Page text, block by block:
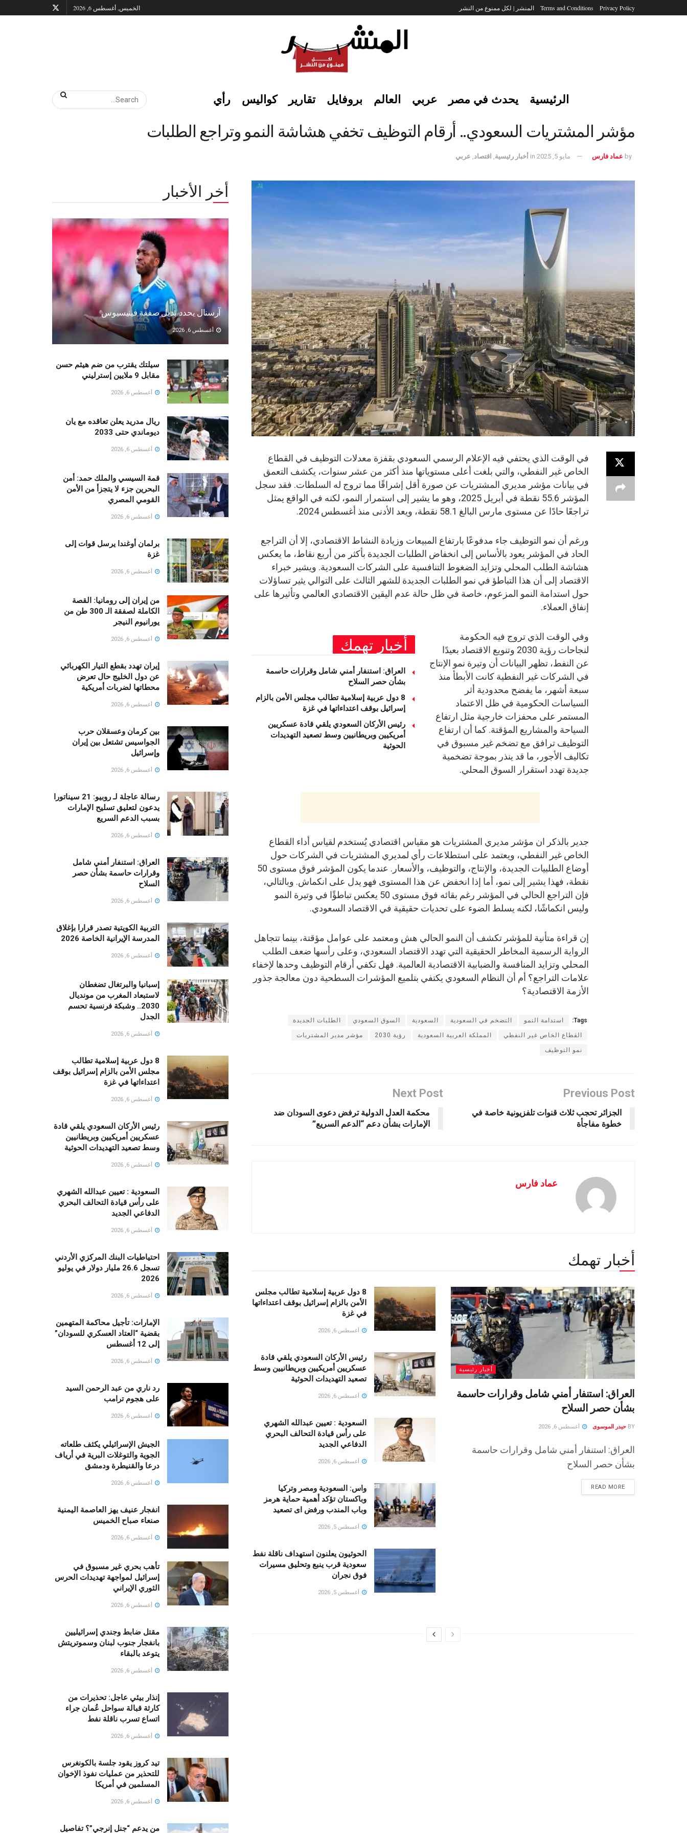
Privacy Policy
Terms and Conditions المنشر | لكل ممنوع من النشر الخميس, أغسطس 6, 2026
الرئيسية يحدث في مصر عربي العالم بروفايل تقارير كواليس رأي
مؤشر المشتريات السعودي.. أرقام التوظيف تخفي هشاشة النمو وتراجع الطلبات
by عماد فارس مايو 5, 2025 in أخبار رئيسية اقتصاد عربي
في الوقت الذي يحتفي فيه الإعلام الرسمي السعودي بقفزة معدلات التوظيف في القطاع
الخاص غير النفطي، والتي بلغت أعلى مستوياتها منذ أكثر من عشر سنوات، يكشف التعمق
في بيانات مؤشر مديري المشتريات عن صورة أقل إشراقًا مما تروج له السلطات. فقد سجل
المؤشر 55.6 نقطة في أبريل 2025، وهو ما يشير إلى استمرار النمو، لكنه في الواقع يمثل
تراجعًا حادًا عن مستوى مارس البالغ 58.1 نقطة، ويعد الأدنى منذ أغسطس 2024.
ورغم أن نمو التوظيف جاء مدفوعًا بارتفاع المبيعات وزيادة النشاط الاقتصادي، إلا أن التراجع
الحاد في المؤشر يعود بالأساس إلى انخفاض الطلبات الجديدة بأكثر من أربع نقاط، ما يعكس
هشاشة الطلب المحلي وتزايد الضغوط التنافسية على الشركات السعودية. ويشير خبراء
الاقتصاد إلى أن هذا التباطؤ في نمو الطلبات الجديدة للشهر الثالث على التوالي يثير تساؤلات
حول استدامة النمو المزعوم، خاصة في ظل حالة عدم اليقين الاقتصادي العالمي وتأثيرها على
إنفاق العملاء.
أخبار تهمك
العراق: استنفار أمني شامل وقرارات حاسمة
بشأن حصر السلاح
8 دول عربية إسلامية تطالب مجلس الأمن بالزام
إسرائيل بوقف اعتداءاتها في غزة
رئيس الأركان السعودي يلقي قادة عسكريين
أمريكيين وبريطانيين وسط تصعيد التهديدات
الحوثية
وفي الوقت الذي تروج فيه الحكومة
لنجاحات رؤية 2030 وتنويع الاقتصاد بعيدًا
عن النفط، تظهر البيانات أن وتيرة نمو الإنتاج
في الشركات غير النفطية كانت الأبطأ منذ
سبعة أشهر، ما يفضح محدودية أثر
السياسات الحكومية في ظل الاعتماد
المستمر على محفزات خارجية مثل ارتفاع
السياحة والمشاريع المؤقتة. كما أن ارتفاع
التوظيف ترافق مع تضخم غير مسبوق في
تكاليف الأجور، ما قد ينذر بموجة تضخمية
جديدة تهدد استقرار السوق المحلي.
جدير بالذكر ان مؤشر مديري المشتريات هو مقياس اقتصادي يُستخدم لقياس أداء القطاع
الخاص غير النفطي، ويعتمد على استطلاعات رأي لمديري المشتريات في الشركات حول
أوضاع الطلبيات الجديدة، والإنتاج، والتوظيف، والأسعار. عندما يكون المؤشر فوق مستوى 50
نقطة، فهذا يشير إلى نمو، أما إذا انخفض عن هذا المستوى فهو يدل على انكماش. وبالتالي،
فإن التراجع الحالي في المؤشر رغم بقائه فوق مستوى 50 يعكس تباطؤًا في وتيرة النمو
وليس انكماشًا، لكنه يسلط الضوء على تحديات حقيقية في الاقتصاد السعودي.
إن قراءة متأنية للمؤشر تكشف أن النمو الحالي هش ومعتمد على عوامل مؤقتة، بينما تتجاهل
الرواية الرسمية المخاطر الحقيقية التي تهدد الاقتصاد السعودي، وعلى رأسها ضعف الطلب
المحلي وتزايد المنافسة والضبابية الاقتصادية العالمية. فهل تكفي أرقام التوظيف وحدها لإخفاء
علامات التراجع؟ أم أن النظام السعودي يكتفي بتلميع المؤشرات السطحية دون معالجة جذور
الأزمة الاقتصادية؟
Tags: استدامة النمو التضخم في السعودية السعودية السوق السعودي الطلبات الجديدة
القطاع الخاص غير النفطي المملكة العربية السعودية رؤية 2030 مؤشر مدير المشتريات
نمو التوظيف
Previous Post
الجزائر تحجب ثلاث قنوات تلفزيونية خاصة في
خطوة مفاجأة
Next Post
محكمة العدل الدولية ترفض دعوى السودان ضد
الإمارات بشأن دعم “الدعم السريع”
عماد فارس
أخبار تهمك
أخبار رئيسية
العراق: استنفار أمني شامل وقرارات حاسمة
بشأن حصر السلاح
BY حيدر الموسوى أغسطس 6, 2026
العراق: استنفار أمني شامل وقرارات حاسمة
بشأن حصر السلاح
READ MORE
8 دول عربية إسلامية تطالب مجلس
الأمن بالزام إسرائيل بوقف اعتداءاتها
في غزة
أغسطس 6, 2026
رئيس الأركان السعودي يلقي قادة
عسكريين أمريكيين وبريطانيين وسط
تصعيد التهديدات الحوثية
أغسطس 6, 2026
السعودية : تعيين عبدالله الشهري
على رأس قيادة التحالف البحري
الدفاعي الجديد
أغسطس 6, 2026
واس: السعودية ومصر وتركيا
وباكستان تؤكد أهمية حماية هرمز
وباب المندب ورفض اى تصعيد
أغسطس 5, 2026
الحوثيون يعلنون استهداف ناقلة نفط
سعودية قرب ينبع وتحليق مسيرات
فوق نجران
أغسطس 5, 2026
أخر الأخبار
آرسنال يحدد بديل صفقة فينيسيوس
أغسطس 6, 2026
سيلتك يقترب من ضم هيثم حسن
مقابل 9 ملايين إسترليني
أغسطس 6, 2026
ريال مدريد يعلن تعاقده مع يان
ديوماندي حتى 2033
أغسطس 6, 2026
قمة السيسي والملك حمد: أمن
البحرين جزء لا يتجزأ من الأمن
القومي المصري
أغسطس 6, 2026
برلمان أوغندا يرسل قوات إلى
غزة
أغسطس 6, 2026
من إيران إلى رومانيا: القصة
الكاملة لصفقة الـ 300 طن من
يورانيوم النيجر
أغسطس 6, 2026
إيران تهدد بقطع التيار الكهربائي
عن دول الخليج حال تعرض
محطاتها لضربات أمريكية
أغسطس 6, 2026
بين كرمان وعسقلان حرب
الجواسيس تشتعل بين إيران
وإسرائيل
أغسطس 6, 2026
رسالة عاجلة لـ روبيو: 21 سيناتورا
يدعون لتعليق تسليح الإمارات
بسبب الدعم السريع
أغسطس 6, 2026
العراق: استنفار أمني شامل
وقرارات حاسمة بشأن حصر
السلاح
أغسطس 6, 2026
التربية الكويتية تصدر قرارا بإغلاق
المدرسة الإيرانية الخاصة 2026
أغسطس 6, 2026
إسبانيا والبرتغال تضغطان
لاستبعاد المغرب من مونديال
2030.. وشبكة فرنسية تحسم
الجدل
أغسطس 6, 2026
8 دول عربية إسلامية تطالب
مجلس الأمن بالزام إسرائيل بوقف
اعتداءاتها في غزة
أغسطس 6, 2026
رئيس الأركان السعودي يلقي قادة
عسكريين أمريكيين وبريطانيين
وسط تصعيد التهديدات الحوثية
أغسطس 6, 2026
السعودية : تعيين عبدالله الشهري
على رأس قيادة التحالف البحري
الدفاعي الجديد
أغسطس 6, 2026
احتياطيات البنك المركزي الأردني
تسجل 26.6 مليار دولار في يوليو
2026
أغسطس 6, 2026
الإمارات: تأجيل محاكمة المتهمين
بقضية “العتاد العسكري للسودان”
إلى 12 أغسطس
أغسطس 6, 2026
رد ناري من عبد الرحمن السيد
على هجوم ترامب
أغسطس 6, 2026
الجيش الإسرائيلي يكثف طلعاته
الجوية والتوغلات البرية في أرياف
درعا والقنيطرة ودمشق
أغسطس 6, 2026
انفجار عنيف يهز العاصمة اليمنية
صنعاء صباح الخميس
أغسطس 6, 2026
تأهب بحري غير مسبوق في
إسرائيل لمواجهة تهديدات الحرس
الثوري الإيراني
أغسطس 6, 2026
مقتل ضابط وجندي إسرائيليين
بانفجار جنوب لبنان وسموتريتش
يتوعد بالبقاء
أغسطس 6, 2026
إنذار بيئي عاجل: تحذيرات من
كارثة قبالة سواحل عُمان جراء
اتساع تسرب ناقلة نفط
أغسطس 6, 2026
تيد كروز يقود جلسة بالكونغرس
للتحذير من عمليات نفوذ الإخوان
المسلمين في أمريكا
أغسطس 6, 2026
من يدعم “جنل إنرجي”؟ تفاصيل